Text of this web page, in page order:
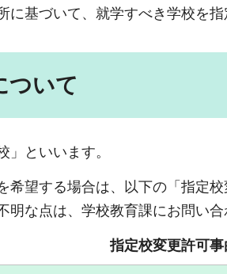
に基づいて、就学すべき学校を指
ついて
」といいます。
希望する場合は、以下の「指定
明な点は、学校教育課にお問い合
指定校変更許可